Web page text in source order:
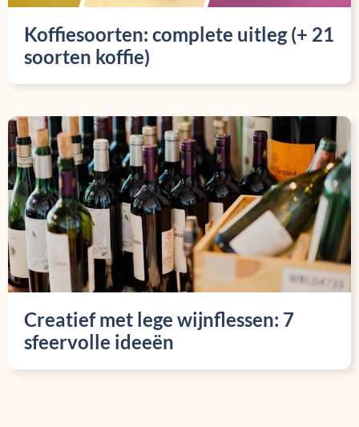
Koffiesoorten: complete uitleg (+ 21
soorten koffie)
Creatief met lege wijnflessen: 7
sfeervolle ideeën